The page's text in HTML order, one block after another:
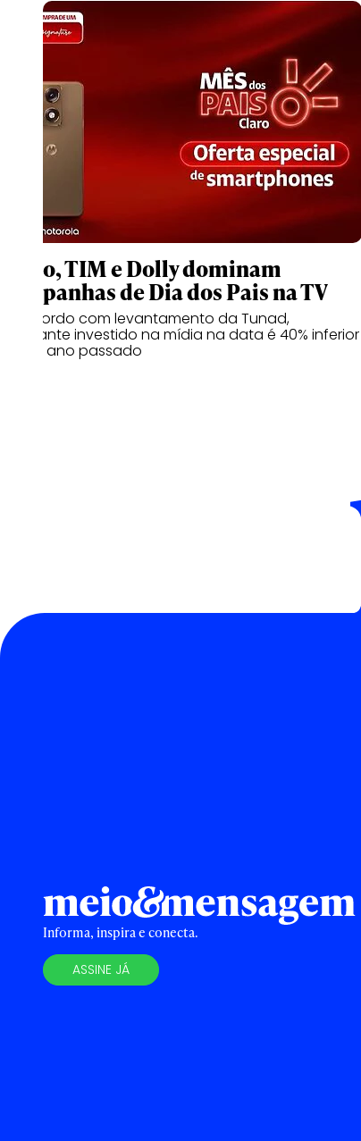
Claro, TIM e Dolly dominam
campanhas de Dia dos Pais na TV
De acordo com levantamento da Tunad,
montante investido na mídia na data é 40% inferior
ao do ano passado
Informa, inspira e conecta.
ASSINE JÁ